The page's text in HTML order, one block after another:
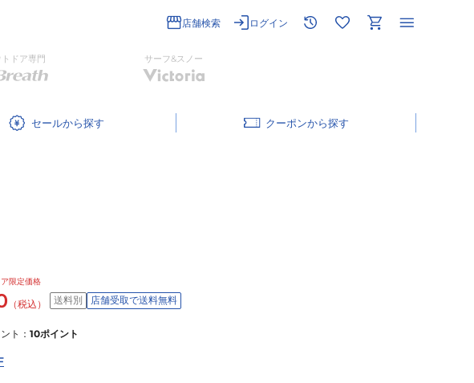
店舗検索 ログイン
ドア専門 サーフ&スノー
セール クーポン
限定価格
（税込） 送料別 店舗受取で送料無料
ト： 10ポイント